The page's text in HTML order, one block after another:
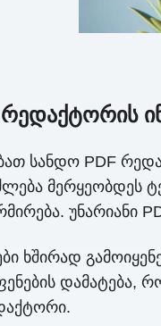
სანდო PDF
მერყეობდეს
უნარიანი
ხშირად
დამატება,